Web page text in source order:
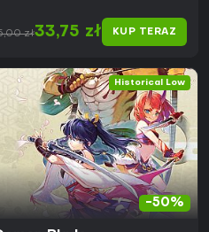
zł33,75 zł KUP TERAZ
Historical Low
-50%